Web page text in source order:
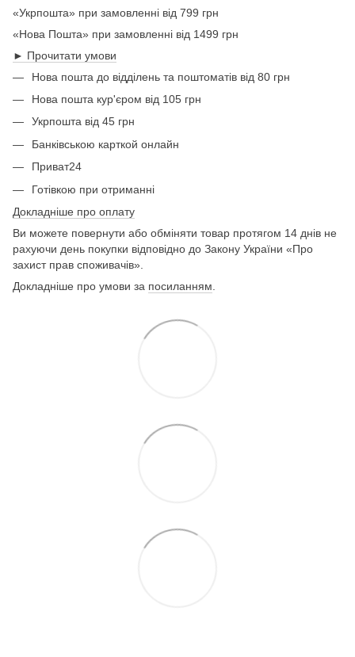
«Укрпошта» при замовленні від 799 грн
«Нова Пошта» при замовленні від 1499 грн
► Прочитати умови
Нова пошта до відділень та поштоматів від 80 грн
Нова пошта кур'єром від 105 грн
Укрпошта від 45 грн
Банківською карткой онлайн
Приват24
Готівкою при отриманні
Докладніше про оплату
Ви можете повернути або обміняти товар протягом 14 днів не
рахуючи день покупки відповідно до Закону України «Про
захист прав споживачів».
Докладніше про умови за посиланням